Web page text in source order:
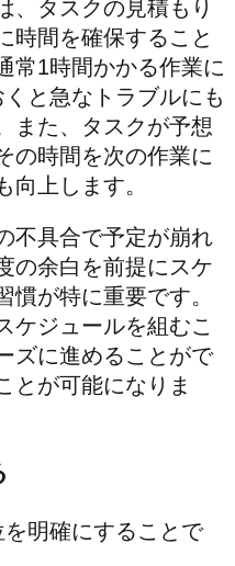
、タスクの見積もり
時間を確保すること
常1時間かかる作業に
と急なトラブルにも
また、タスクが予想
の時間を次の作業に
向上します。
不具合で予定が崩れ
の余白を前提にスケ
慣が特に重要です。
ケジュールを組むこ
ズに進めることがで
とが可能になりま
明確にすることで